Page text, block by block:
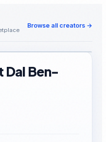
Browse all creators →
Dal Ben-